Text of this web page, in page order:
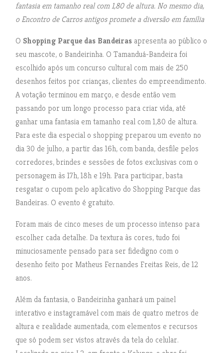
fantasia em tamanho real com 1,80 de altura. No mesmo dia,
o Encontro de Carros antigos promete a diversão em família
O Shopping Parque das Bandeiras apresenta ao público o
seu mascote, o Bandeirinha. O Tamanduá-Bandeira foi
escolhido após um concurso cultural com mais de 250
desenhos feitos por crianças, clientes do empreendimento.
A votação terminou em março, e desde então vem
passando por um longo processo para criar vida, até
ganhar uma fantasia em tamanho real com 1,80 de altura.
Para este dia especial o shopping preparou um evento no
dia 30 de julho, a partir das 16h, com banda, desfile pelos
corredores, brindes e sessões de fotos exclusivas com o
personagem às 17h, 18h e 19h. Para participar, basta
resgatar o cupom pelo aplicativo do Shopping Parque das
Bandeiras. O evento é gratuito.
Foram mais de cinco meses de um processo intenso para
escolher cada detalhe. Da textura às cores, tudo foi
minuciosamente pensado para ser fidedigno com o
desenho feito por Matheus Fernandes Freitas Reis, de 12
anos.
Além da fantasia, o Bandeirinha ganhará um painel
interativo e instagramável com mais de quatro metros de
altura e realidade aumentada, com elementos e recursos
que só podem ser vistos através da tela do celular.